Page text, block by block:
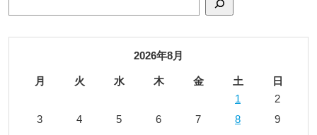
2026年8月
月 火 水 木 金 土
日
1
2
3
4 5 6 7 8
9